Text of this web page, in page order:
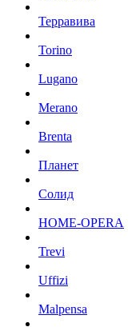
Терравива
Torino
Lugano
Merano
Brenta
Планет
Солид
HOME-OPERA
Trevi
Uffizi
Malpensa